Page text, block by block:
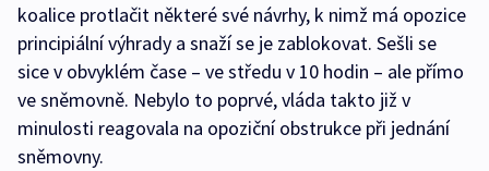
koalice protlačit některé své návrhy, k nimž má opozice
principiální výhrady a snaží se je zablokovat. Sešli se
sice v obvyklém čase – ve středu v 10 hodin – ale přímo
ve sněmovně. Nebylo to poprvé, vláda takto již v
minulosti reagovala na opoziční obstrukce při jednání
sněmovny.